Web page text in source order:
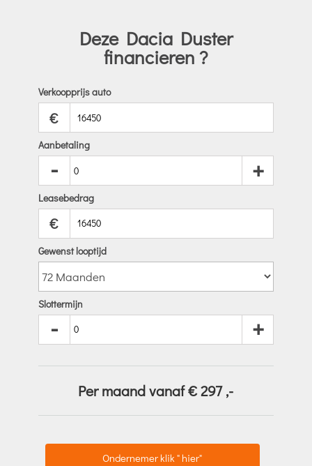
Deze Dacia Duster
financieren ?
Verkoopprijs auto
€
Aanbetaling
- +
Leasebedrag
€
Gewenst looptijd
Slottermijn
- +
Per maand vanaf €297,-
Ondernemer klik " hier"